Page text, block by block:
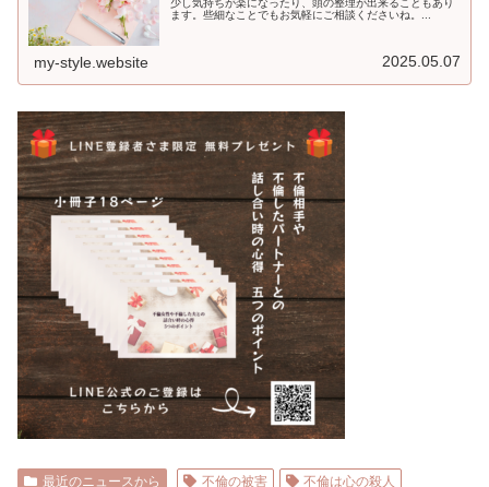
少し気持ちが楽になったり、頭の整理が出来ることもあり
ます。些細なことでもお気軽にご相談くださいね。...
my-style.website 2025.05.07
最近のニュースから 不倫の被害
不倫は心の殺人